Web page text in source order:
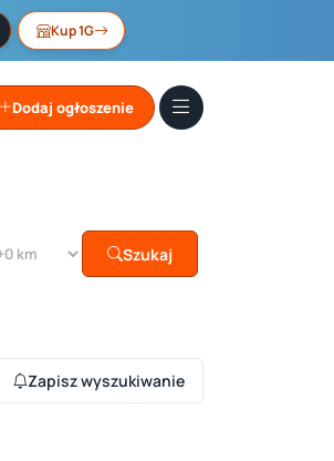
Kup 1G
Dodaj ogłoszenie
Szukaj
Zapisz wyszukiwanie